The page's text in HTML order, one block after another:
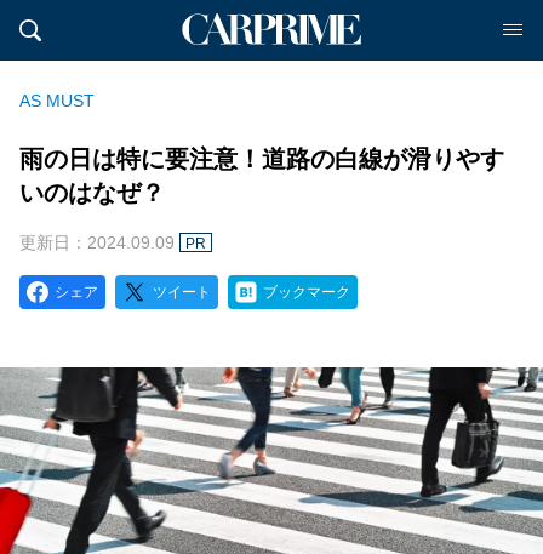
AS MUST
雨の日は特に要注意！道路の白線が滑りやす
いのはなぜ？
更新日：2024.09.09 PR
シェア ツイート ブックマーク